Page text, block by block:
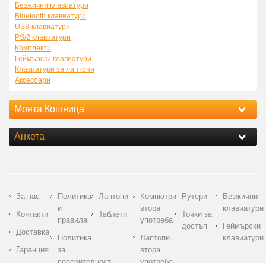
Безжични клавиатури
Bluetooth клавиатури
USB клавиатури
PS/2 клавиатури
Комплекти
Геймърски клавиатури
Клавиатури за лаптопи
Аксесоари
Моята Кошница
Анкета
За нас
Контакти
Доставка
Гаранция
Политика
и
правила
Политика
за
поверителност
Лаптопи
Таблети
Компютри
втора
употреба
Лаптопи
втора
употреба
Рутери
Точки за
достъп
Безжични
клавиатури
Геймърски
клавиатури